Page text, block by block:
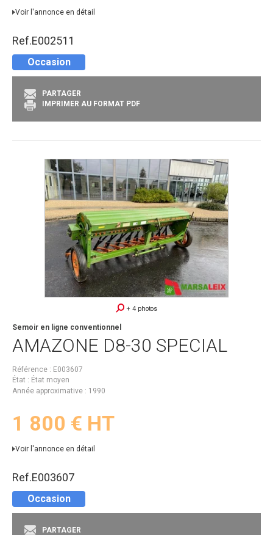
Voir l'annonce en détail
Ref.E002511
Occasion
PARTAGER
IMPRIMER AU FORMAT PDF
+ 4 photos
AMAZONE D8-30 SPECIAL
Semoir en ligne conventionnel
Référence
E003607
État
État moyen
Année approximative
1990
1 800 € HT
Voir l'annonce en détail
Ref.E003607
Occasion
PARTAGER